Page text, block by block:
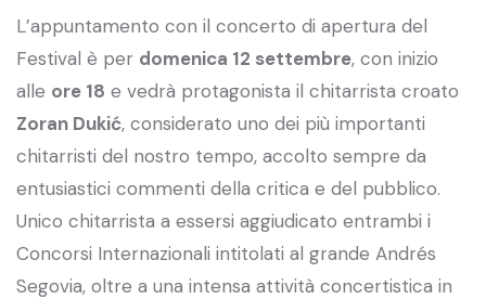
L’appuntamento con il concerto di apertura del
Festival è per domenica 12 settembre, con inizio
alle ore 18 e vedrà protagonista il chitarrista croato
Zoran Dukić, considerato uno dei più importanti
chitarristi del nostro tempo, accolto sempre da
entusiastici commenti della critica e del pubblico.
Unico chitarrista a essersi aggiudicato entrambi i
Concorsi Internazionali intitolati al grande Andrés
Segovia, oltre a una intensa attività concertistica in